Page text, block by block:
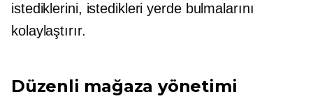
istediklerini, istedikleri yerde bulmalarını
kolaylaştırır.
Düzenli mağaza yönetimi